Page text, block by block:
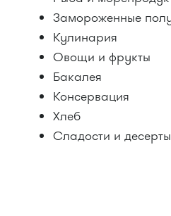
Замороженные
Кулинария
Овощи и фрукты
Бакалея
Консервация
Хлеб
Сладости и десерты